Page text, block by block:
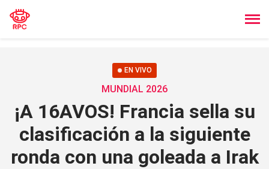
EN VIVO
MUNDIAL 2026
¡A 16AVOS! Francia sella su
clasificación a la siguiente
ronda con una goleada a Irak